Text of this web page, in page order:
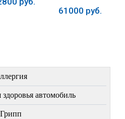
61000 руб.
автомобиль
Грипп